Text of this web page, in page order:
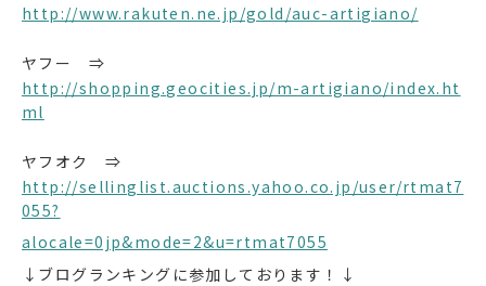
http://www.rakuten.ne.jp/gold/auc-artigiano/
ヤフー ⇒
http://shopping.geocities.jp/m-artigiano/index.ht
ml
ヤフオク ⇒
http://sellinglist.auctions.yahoo.co.jp/user/rtmat7
055?
alocale=0jp&mode=2&u=rtmat7055
↓ブログランキングに参加しております！↓